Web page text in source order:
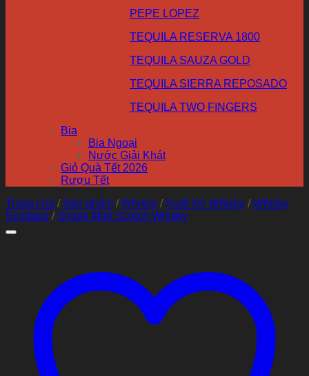
PEPE LOPEZ
TEQUILA RESERVA 1800
TEQUILA SAUZA GOLD
TEQUILA SIERRA REPOSADO
TEQUILA TWO FINGERS
Bia
Bia Ngoại
Nước Giải Khát
Giỏ Quà Tết 2026
Rượu Tết
Trang chủ / Sản phẩm / Whisky / Xuất Xứ Whisky / Whisky
Scotland / Single Malt Scotch Whisky